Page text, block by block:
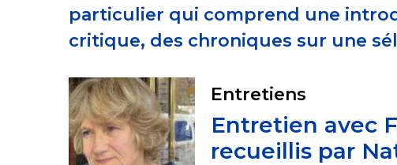
particulier qui comprend une
critique, des chroniques sur une
Entretiens
Entretien avec
recueillis par